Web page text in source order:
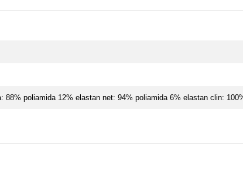
88% poliamida 12% elastan net: 94% poliamida 6% elastan clin: